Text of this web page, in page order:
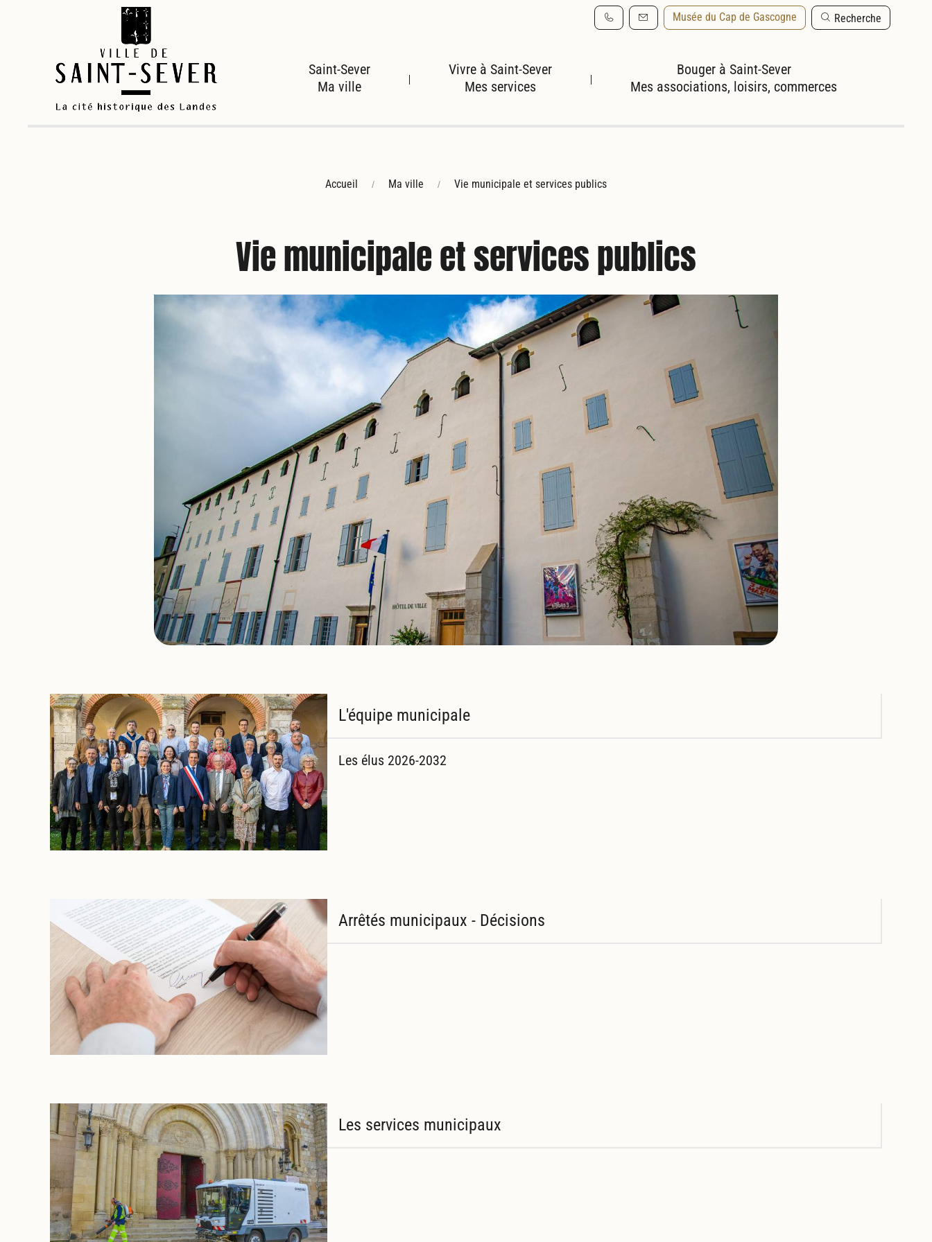
Musée du Cap de Gascogne Recherche
Ma ville Mes services Mes associations, loisirs, commerces
Accueil Ma ville Vie municipale et services publics
Vie municipale et services publics
L'équipe municipale
Les élus 2026-2032
Arrêtés municipaux - Décisions
Les services municipaux